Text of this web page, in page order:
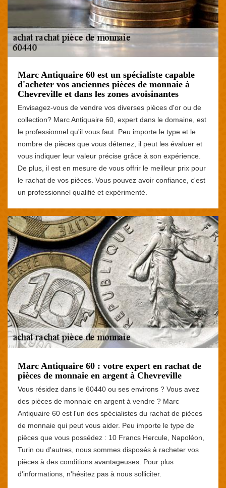
Marc Antiquaire 60 est un spécialiste capable
d'acheter vos anciennes pièces de monnaie à
Chevreville et dans les zones avoisinantes
Envisagez-vous de vendre vos diverses pièces d'or ou de
collection? Marc Antiquaire 60, expert dans le domaine, est
le professionnel qu'il vous faut. Peu importe le type et le
nombre de pièces que vous détenez, il peut les évaluer et
vous indiquer leur valeur précise grâce à son expérience.
De plus, il est en mesure de vous offrir le meilleur prix pour
le rachat de vos pièces. Vous pouvez avoir confiance, c'est
un professionnel qualifié et expérimenté.
Marc Antiquaire 60 : votre expert en rachat de
pièces de monnaie en argent à Chevreville
Vous résidez dans le 60440 ou ses environs ? Vous avez
des pièces de monnaie en argent à vendre ? Marc
Antiquaire 60 est l'un des spécialistes du rachat de pièces
de monnaie qui peut vous aider. Peu importe le type de
pièces que vous possédez : 10 Francs Hercule, Napoléon,
Turin ou d'autres, nous sommes disposés à racheter vos
pièces à des conditions avantageuses. Pour plus
d'informations, n'hésitez pas à nous solliciter.